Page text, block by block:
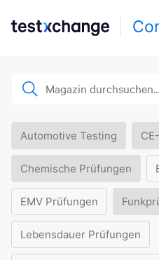
Automotive Testing
Chemische Prüfungen
EMV Prüfungen
Lebensdauer Prüfungen